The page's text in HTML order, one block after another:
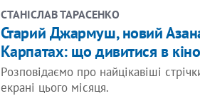
СТАНІСЛАВ ТАРАСЕНКО
Старий Джармуш, новий
Карпатах: що дивитися в
Розповідаємо про найцікавіші
екрані цього місяця.